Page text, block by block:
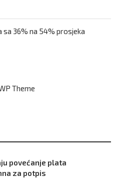
sa 36% na 54% prosjeka
povećanje plata
za potpis